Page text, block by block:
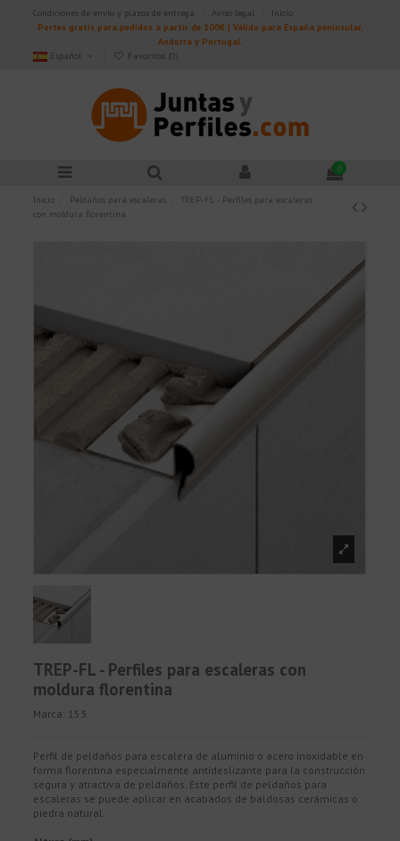
Condiciones de envío y plazos de entrega Aviso legal
Inicio
Portes gratis para pedidos a partir de 100€ | Válido para España peninsular,
Andorra y Portugal.
Español
Favoritos (0)
0
Inicio Peldaños para escaleras
TREP-FL - Perfiles para escaleras
con moldura florentina
TREP-FL - Perfiles para escaleras con
moldura florentina
Marca: 153
Perfil de peldaños para escalera de aluminio o acero inoxidable en
forma florentina especialmente antideslizante para la construcción
segura y atractiva de peldaños. Este perfil de peldaños para
escaleras se puede aplicar en acabados de baldosas cerámicas o
piedra natural.